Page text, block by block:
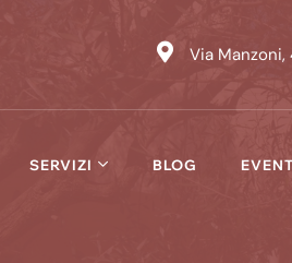
Via
SERVIZI BLOG